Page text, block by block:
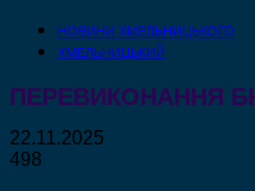
НОВИНИ ХМЕЛЬНИЦЬКОГО
ХМЕЛЬНИЦЬКИЙ
ПЕРЕВИКОНАННЯ
22.11.2025
498